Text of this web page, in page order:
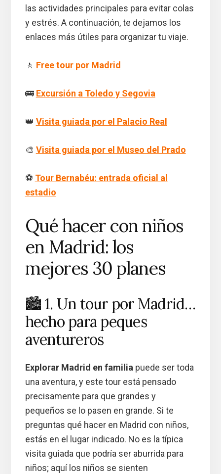
las actividades principales para evitar colas
y estrés. A continuación, te dejamos los
enlaces más útiles para organizar tu viaje.
🚶 Free tour por Madrid
🚌 Excursión a Toledo y Segovia
👑 Visita guiada por el Palacio Real
🎨 Visita guiada por el Museo del Prado
⚽ Tour Bernabéu: entrada oficial al
estadio
Qué hacer con niños
en Madrid: los
mejores 30 planes
🏙️ 1. Un tour por Madrid…
hecho para peques
aventureros
Explorar Madrid en familiapuede ser toda
una aventura, y este tour está pensado
precisamente para que grandes y
pequeños se lo pasen en grande. Si te
preguntas qué hacer en Madrid con niños,
estás en el lugar indicado. No es la típica
visita guiada que podría ser aburrida para
niños; aquí los niños se sienten